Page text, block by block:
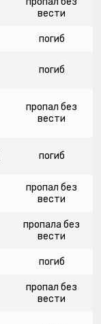
вести
погиб
погиб
пропал без
вести
погиб
пропал без
вести
пропала без
вести
погиб
пропал без
вести